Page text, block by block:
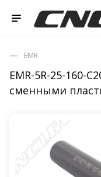
EMR-5R-25-160-
сменными
EMR